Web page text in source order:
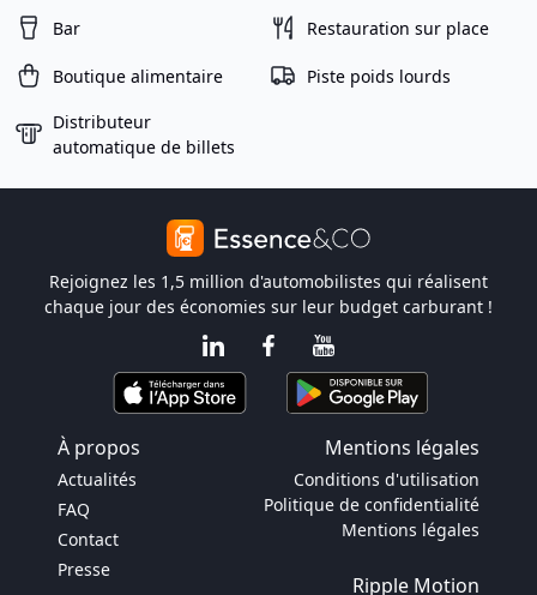
Bar Restauration sur place
Boutique alimentaire Piste poids lourds
Distributeur
automatique de billets
Rejoignez les 1,5 million d'automobilistes qui réalisent
chaque jour des économies sur leur budget carburant !
À propos Mentions légales
Actualités
FAQ
Contact
Presse
Conditions d'utilisation
Politique de confidentialité
Mentions légales
Ripple Motion